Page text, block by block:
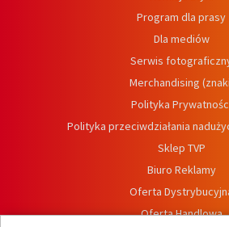
Program dla prasy
Dla mediów
Serwis
Merchandising
Polityka
Polityka przeciwdziałania
Sklep TVP
Biuro Reklamy
Oferta
Oferta Handlowa